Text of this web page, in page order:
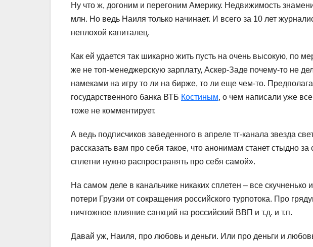
Ну что ж, догоним и перегоним Америку. Недвижимость
млн. Но ведь Наиля только начинает. И всего за 10 лет
неплохой капиталец.
Как ей удается так шикарно жить пусть на очень высокую, по
же не топ-менеджерскую зарплату, Аскер-Заде почему-то не
намеками на игру то ли на бирже, то ли еще чем-то.
государственного банка ВТБ Костиным, о чем написали уже
тоже не комментирует.
А ведь подписчиков заведенного в апреле тг-канала звезда
рассказать вам про себя такое, что анонимам станет стыдно
сплетни нужно распространять про себя самой».
На самом деле в канальчике никаких сплетен – все
потери Грузии от сокращения российского турпотока. Про
ничтожное влияние санкций на российский ВВП и т.д. и т.п.
Давай уж, Наиля, про любовь и деньги. Или про деньги и